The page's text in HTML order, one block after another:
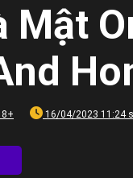
Mật
16/04/2023 11:24